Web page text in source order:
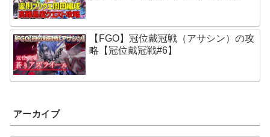
【FGO】冠位戴冠戦（アサシン）の攻
略【冠位戴冠戦#6】
アーカイブ